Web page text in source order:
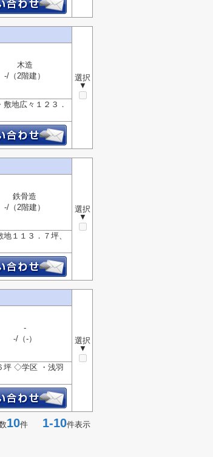
選択
▼
木造
-/（2階建）
地広々１２３．
選択
▼
鉄骨造
-/（2階建）
１１３．７坪、
選択
▼
-
-/（-）
坪 ◇学区 ・浅羽
10件 1-10件表示